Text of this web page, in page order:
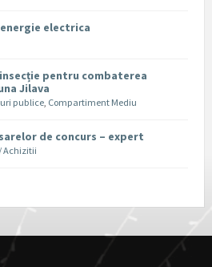
electrica
pentru combaterea
Jilava
publice, Compartiment Mediu
de concurs – expert
Achizitii